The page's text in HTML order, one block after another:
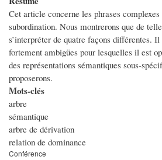
Cet article concerne les phrases
subordination. Nous montrerons que de
s’interpréter de quatre façons différentes. Il
fortement ambigües pour lesquelles il est
des représentations sémantiques sous-
proposerons.
Mots-clés
arbre
sémantique
arbre de dérivation
relation de dominance
Conférence